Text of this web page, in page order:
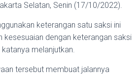
Selatan, Senin (17/10/2022).
keterangan satu saksi ini
kesesuaian dengan keterangan saksi
katanya melanjutkan.
tersebut membuat jalannya